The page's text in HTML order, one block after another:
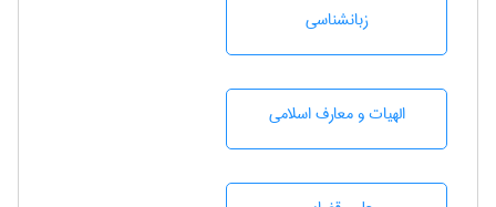
زبانشناسی
الهیات و معارف اسلامی